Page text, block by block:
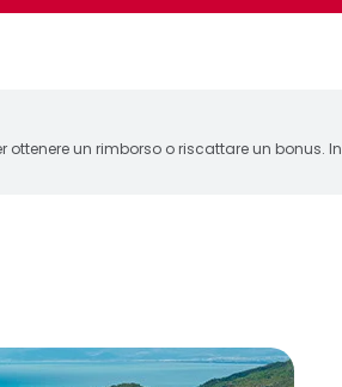
un rimborso o riscattare un bonus. In